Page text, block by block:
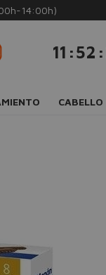
14:00h)
11 :52 :
CABELLO